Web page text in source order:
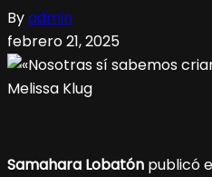
Byadmin
febrero 21, 2025
Samahara Lobatón publicó